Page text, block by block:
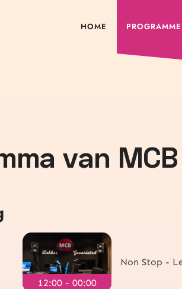
HOME
van
12:00 - 00:00
Non Stop -